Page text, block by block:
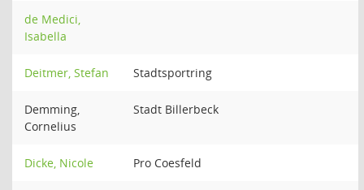
de Medici,
Isabella
Deitmer, Stefan Stadtsportring
Demming,
Cornelius
Stadt Billerbeck
Dicke, Nicole Pro Coesfeld